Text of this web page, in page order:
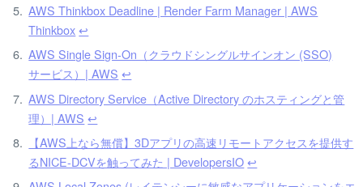
AWS Thinkbox Deadline | Render Farm Manager | AWS
Thinkbox ↩
AWS Single Sign-On（クラウドシングルサインオン (SSO)
サービス）| AWS ↩
AWS Directory Service（Active Directory のホスティングと管
理）| AWS ↩
【AWS上なら無償】3Dアプリの高速リモートアクセスを提供す
るNICE-DCVを触ってみた | DevelopersIO ↩